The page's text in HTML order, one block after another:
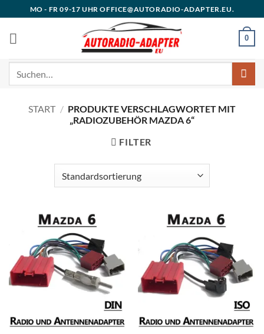
Inhalt
springen
MO - FR 09-17 UHR OFFICE@AUTORADIO-ADAPTER.EU.
0
START / PRODUKTE VERSCHLAGWORTET MIT
„RADIOZUBEHÖR MAZDA 6“
FILTER